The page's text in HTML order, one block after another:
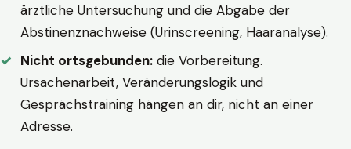
ärztliche Untersuchung und die Abgabe der
Abstinenznachweise (Urinscreening, Haaranalyse).
Nicht ortsgebunden: die Vorbereitung.
Ursachenarbeit, Veränderungslogik und
Gesprächstraining hängen an dir, nicht an einer
Adresse.